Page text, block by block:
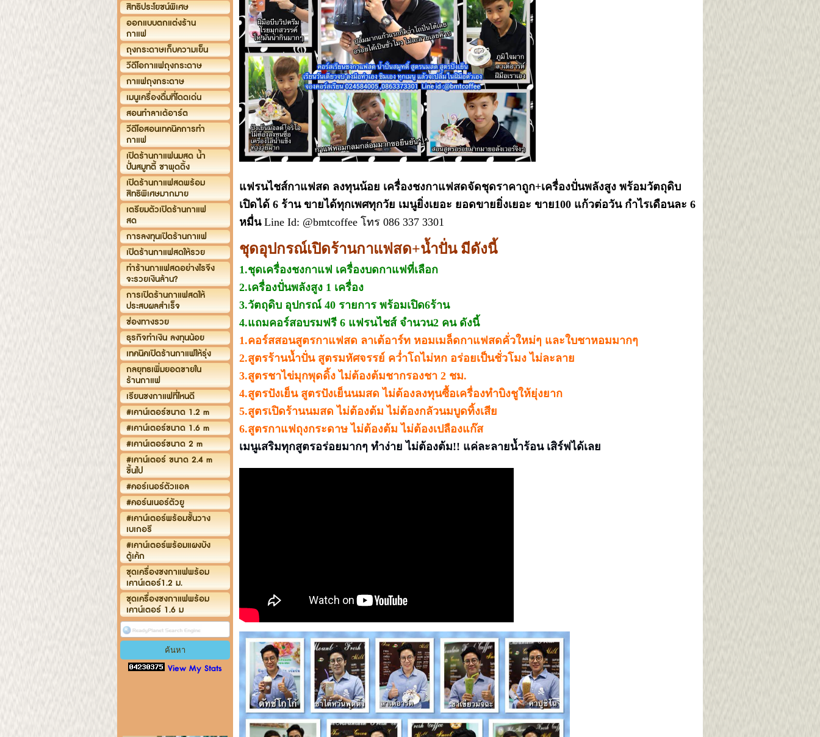
สิทธิประโยชน์พิเศษ
ออกแบบตกแต่งร้าน
กาแฟ
ถุงกระดาษเก็บความเย็น
วีดีโอกาแฟถุงกระดาษ
กาแฟถุงกระดาษ
เมนูเครื่องดื่มที่โดดเด่น
สอนทำลาเต้อาร์ต
วีดีโอสอนเทคนิคการทำ
กาแฟ
เปิดร้านกาแฟนมสด น้ำ
ปั่นสมูทตี้ ชาพุดดิ้ง
เปิดร้านกาแฟสดพร้อม
สิทธิพิเศษมากมาย
เตรียมตัวเปิดร้านกาแฟ
สด
การลงทุนเปิดร้านกาแฟ
เปิดร้านกาแฟสดให้รวย
ทำร้านกาแฟสดอย่างไรจึง
จะรวยเงินล้าน?
การเปิดร้านกาแฟสดให้
ประสบผลสำเร็จ
ช่องทางรวย
ธุรกิจทำเงิน ลงทุนน้อย
เทคนิคเปิดร้านกาแฟให้รุ่ง
กลยุทธเพิ่มยอดขายใน
ร้านกาแฟ
เรียนชงกาแฟที่ไหนดี
#เคาน์เตอร์ขนาด 1.2 m
#เคาน์เตอร์ขนาด 1.6 m
#เคาน์เตอร์ขนาด 2 m
#เคาน์เตอร์ ขนาด 2.4 m
ขึ้นไป
#คอร์เนอร์ตัวแอล
#คอร์นเนอร์ตัวยู
#เคาน์เตอร์พร้อมชั้นวาง
เบเกอรี
#เคาน์เตอร์พร้อมแผงบัง
ตู้เค้ก
ชุดเครื่องชงกาแฟพร้อม
เคาน์เตอร์1.2 ม.
ชุดเครื่องชงกาแฟพร้อม
เคาน์เตอร์ 1.6 ม
View My Stats
แฟรนไชส์กาแฟสด ลงทุนน้อย เครื่องชงกาแฟสดจัดชุดราคาถูก+เครื่องปั่นพลังสูง พร้อมวัตถุดิบ
เปิดได้ 6 ร้าน ขายได้ทุกเพศทุกวัย เมนูยิ่งเยอะ ยอดขายยิ่งเยอะ ขาย100 แก้วต่อวัน กำไรเดือนละ 6
หมื่นLine Id: @bmtcoffee โทร 086 337 3301
ชุดอุปกรณ์เปิดร้านกาแฟสด+น้ำปั่น มีดังนี้
1.ชุดเครื่องชงกาแฟ เครื่องบดกาแฟที่เลือก
2.เครื่องปั่นพลังสูง 1 เครื่อง
3.วัตถุดิบ อุปกรณ์ 40 รายการ พร้อมเปิด6ร้าน
4.แถมคอร์สอบรมฟรี 6 แฟรนไชส์ จำนวน2 คน ดังนี้
1.คอร์สสอนสูตรกาแฟสด ลาเต้อาร์ท หอมเมล็ดกาแฟสดคั่วใหม่ๆ และใบชาหอมมากๆ
2.สูตรร้านน้ำปั่น สูตรมหัศจรรย์ คว่ำโถไม่หก อร่อยเป็นชั่วโมง ไม่ละลาย
3.สูตรชาไข่มุกพุดดิ้ง ไม่ต้องต้มชากรองชา 2 ชม.
4.สูตรปังเย็น สูตรปังเย็นนมสด ไม่ต้องลงทุนซื้อเครื่องทำบิงชูให้ยุ่งยาก
5.สูตรเปิดร้านนมสด ไม่ต้องต้ม ไม่ต้องกลัวนมบูดทิ้งเสีย
6.สูตรกาแฟถุงกระดาษ ไม่ต้องต้ม ไม่ต้องเปลืองแก๊ส
เมนูเสริมทุกสูตรอร่อยมากๆ ทำง่าย ไม่ต้องต้ม!! แค่ละลายน้ำร้อน เสิร์ฟได้เลย